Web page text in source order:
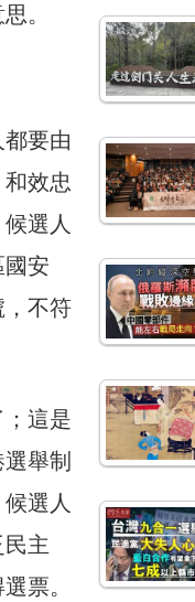
。
要由
效忠
選人
安
不符
這是
舉制
選人
主
票。